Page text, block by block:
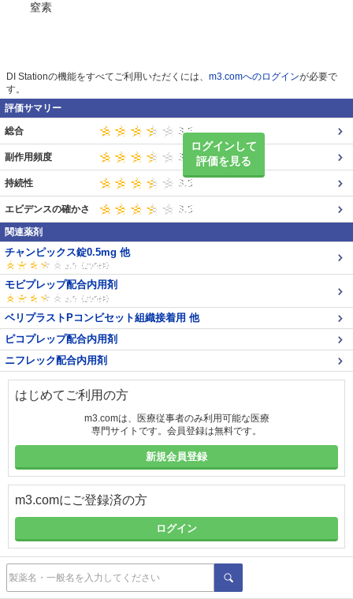
窒素
DI Stationの機能をすべてご利用いただくには、 m3.comへのログインが必要で
す。
評価サマリー
ログインして
評価を見る
総合
副作用頻度
持続性
エビデンスの確かさ
関連薬剤
チャンピックス錠0.5mg 他
モビプレップ配合内用剤
ベリプラストPコンビセット組織接着用 他
ピコプレップ配合内用剤
ニフレック配合内用剤
はじめてご利用の方
m3.comは、医療従事者のみ利用可能な医療
専門サイトです。会員登録は無料です。
新規会員登録
m3.comにご登録済の方
ログイン